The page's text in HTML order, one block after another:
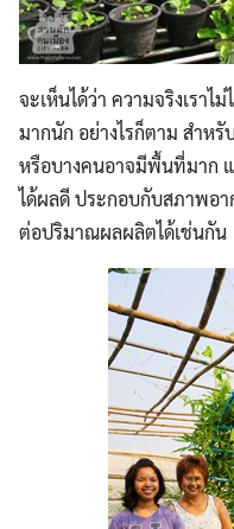
จะเห็นได้ว่า ความจริงเรา
มากนัก อย่างไรก็ตาม สำห
หรือบางคนอาจมีพื้นที่มาก
ได้ผลดี ประกอบกับสภาพอ
ต่อปริมาณผลผลิตได้เช่นกัน